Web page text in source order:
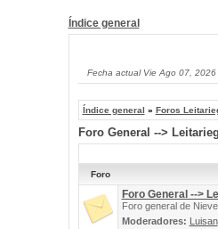
Índice general
Fecha actual Vie Ago 07, 2026
Índice general » Foros
Foro General -->
Foro
Foro General -->
Foro general de Nieve
Moderadores: Luisan,